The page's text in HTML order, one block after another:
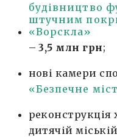
будівництво
штучним
«Ворскла»
–3,5 млн грн;
нові камери
«Безпечне
реконструкція
дитячій